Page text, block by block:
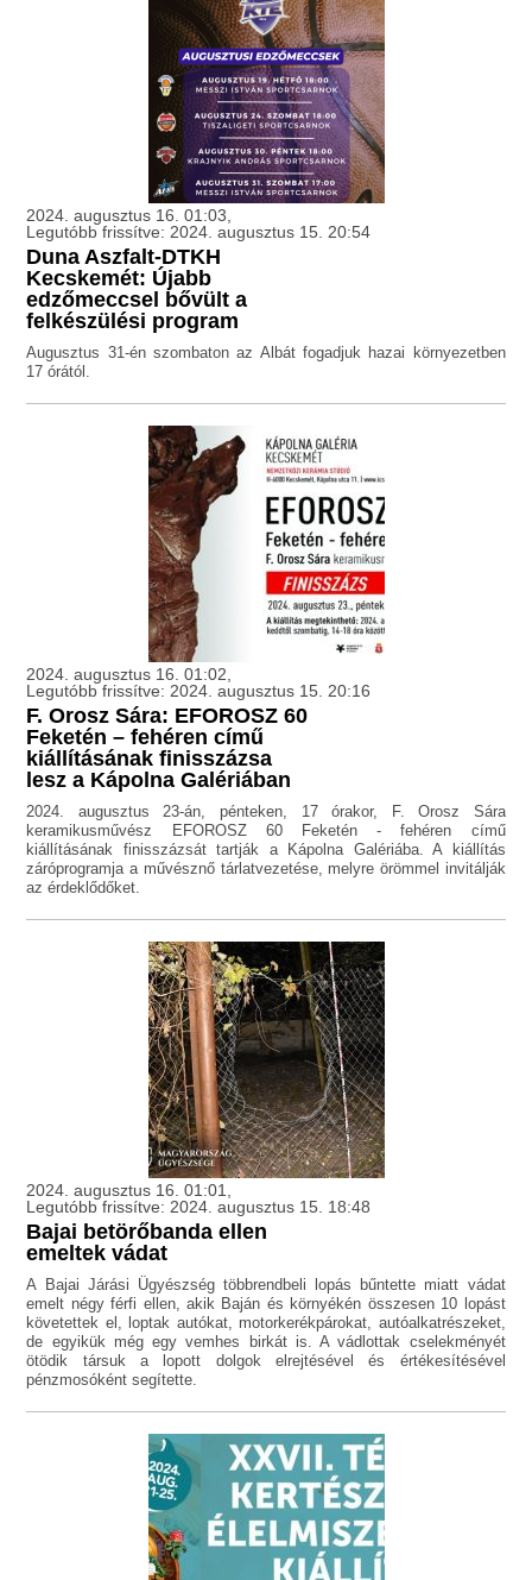
2024. augusztus 16. 01:03,
Legutóbb frissítve: 2024. augusztus 15. 20:54
Duna Aszfalt-DTKH
Kecskemét: Újabb
edzőmeccsel bővült a
felkészülési program
Augusztus 31-én szombaton az Albát fogadjuk hazai környezetben
17 órától.
2024. augusztus 16. 01:02,
Legutóbb frissítve: 2024. augusztus 15. 20:16
F. Orosz Sára: EFOROSZ 60
Feketén – fehéren című
kiállításának finisszázsa
lesz a Kápolna Galériában
2024. augusztus 23-án, pénteken, 17 órakor, F. Orosz Sára
keramikusművész EFOROSZ 60 Feketén - fehéren című
kiállításának finisszázsát tartják a Kápolna Galériába. A kiállítás
záróprogramja a művésznő tárlatvezetése, melyre örömmel invitálják
az érdeklődőket.
2024. augusztus 16. 01:01,
Legutóbb frissítve: 2024. augusztus 15. 18:48
Bajai betörőbanda ellen
emeltek vádat
A Bajai Járási Ügyészség többrendbeli lopás bűntette miatt vádat
emelt négy férfi ellen, akik Baján és környékén összesen 10 lopást
követettek el, loptak autókat, motorkerékpárokat, autóalkatrészeket,
de egyikük még egy vemhes birkát is. A vádlottak cselekményét
ötödik társuk a lopott dolgok elrejtésével és értékesítésével
pénzmosóként segítette.